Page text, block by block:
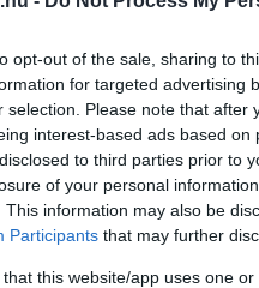
opt-out of the sale, sharing to
for targeted advertising
selection. Please note that
interest-based ads based
to third parties prior to
of your personal
This information may also be
Participants that may further
that this website/app uses one